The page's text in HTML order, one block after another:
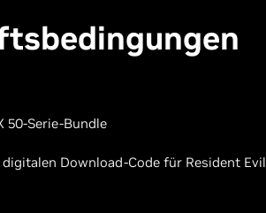
50-Serie-Bundle
Download-Code für Resident